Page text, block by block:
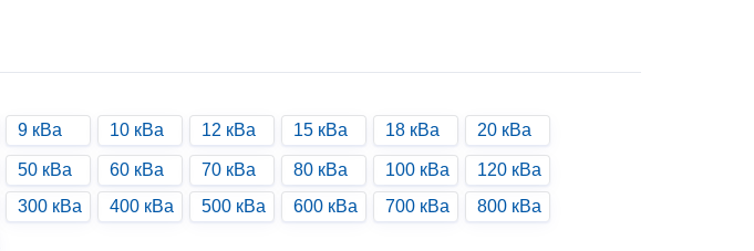
9 кВа 10 кВа 12 кВа 15 кВа 18 кВа 20 кВа
50 кВа 60 кВа 70 кВа 80 кВа 100 кВа
120 кВа
300 кВа 400 кВа 500 кВа 600 кВа 700 кВа
800 кВа